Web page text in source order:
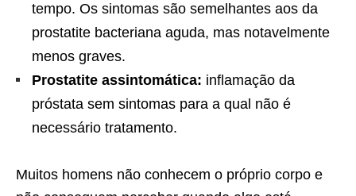
tempo. Os sintomas são semelhantes aos da
prostatite bacteriana aguda, mas notavelmente
menos graves.
Prostatite assintomática: inflamação da
próstata sem sintomas para a qual não é
necessário tratamento.
Muitos homens não conhecem o próprio corpo e